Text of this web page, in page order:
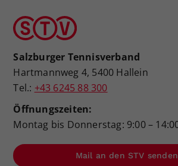
Salzburger Tennisverband
Hartmannweg 4, 5400 Hallein
Tel.: +43 6245 88 300
Öffnungszeiten:
Montag bis Donnerstag: 9:00 –
Mail an den STV senden